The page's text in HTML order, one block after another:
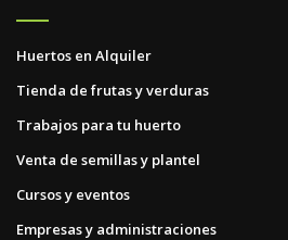
Huertos en Alquiler
Tienda de frutas y verduras
Trabajos para tu huerto
Venta de semillas y plantel
Cursos y eventos
Empresas y administraciones